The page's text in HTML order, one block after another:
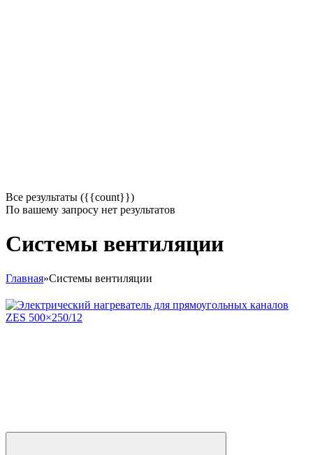
Все результаты ({{count}})
По вашему запросу нет результатов
Системы вентиляции
Главная»Системы вентиляции